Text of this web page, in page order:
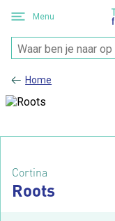
Menu
Home
Cortina
Roots